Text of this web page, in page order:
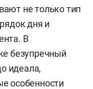
не только тип
дня и
В
безупречный
идеала,
особенности